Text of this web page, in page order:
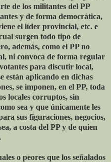
de los militantes del PP
y de forma democrática,
el líder provincial, etc. e
surgen todo tipo de
además, como el PP no
ni convoca de forma regular
para discutir local,
están aplicando en dichas
se imponen, en el PP, toda
locales corruptos, sin
sea y que únicamente les
sus figuraciones, negocios,
a costa del PP y de quien
o peores que los señalados